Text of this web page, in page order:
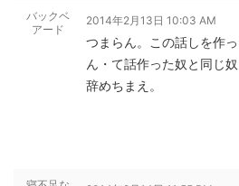
バックベ
アード
2014年2月13日 10:03 AM
つまらん。この話しを作
ん・て話作った奴と同じ
辞めちまえ。